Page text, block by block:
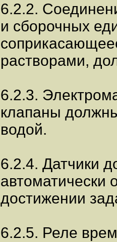
6.2.2.
и сборочных
растворами,
6.2.3.
клапаны
водой.
6.2.4. Датчики
автоматически
достижении
6.2.5. Реле